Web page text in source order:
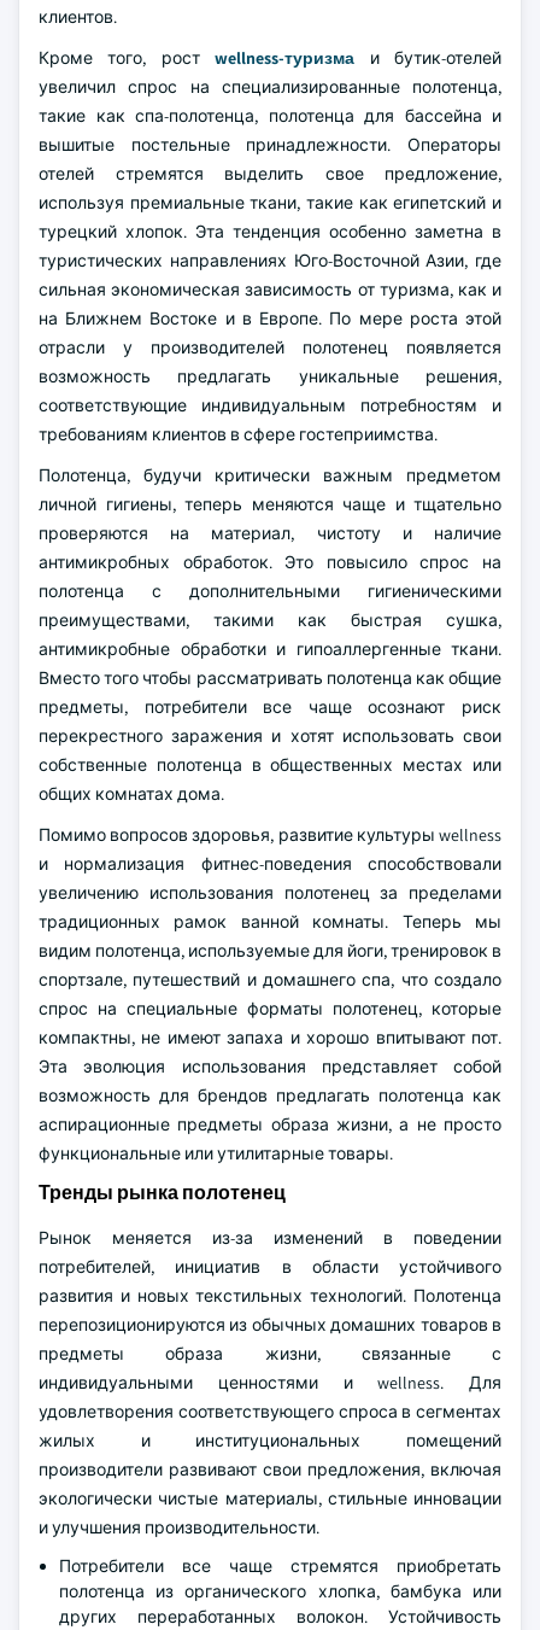
клиентов.
Кроме того, ростwellness-туризма и бутик-отелей
увеличил спрос на специализированные полотенца,
такие как спа-полотенца, полотенца для бассейна и
вышитые постельные принадлежности. Операторы
отелей стремятся выделить свое предложение,
используя премиальные ткани, такие как египетский и
турецкий хлопок. Эта тенденция особенно заметна в
туристических направлениях Юго-Восточной Азии, где
сильная экономическая зависимость от туризма, как и
на Ближнем Востоке и в Европе. По мере роста этой
отрасли у производителей полотенец появляется
возможность предлагать уникальные решения,
соответствующие индивидуальным потребностям и
требованиям клиентов в сфере гостеприимства.
Полотенца, будучи критически важным предметом
личной гигиены, теперь меняются чаще и тщательно
проверяются на материал, чистоту и наличие
антимикробных обработок. Это повысило спрос на
полотенца с дополнительными гигиеническими
преимуществами, такими как быстрая сушка,
антимикробные обработки и гипоаллергенные ткани.
Вместо того чтобы рассматривать полотенца как общие
предметы, потребители все чаще осознают риск
перекрестного заражения и хотят использовать свои
собственные полотенца в общественных местах или
общих комнатах дома.
Помимо вопросов здоровья, развитие культуры wellness
и нормализация фитнес-поведения способствовали
увеличению использования полотенец за пределами
традиционных рамок ванной комнаты. Теперь мы
видим полотенца, используемые для йоги, тренировок в
спортзале, путешествий и домашнего спа, что создало
спрос на специальные форматы полотенец, которые
компактны, не имеют запаха и хорошо впитывают пот.
Эта эволюция использования представляет собой
возможность для брендов предлагать полотенца как
аспирационные предметы образа жизни, а не просто
функциональные или утилитарные товары.
Тренды рынка полотенец
Рынок меняется из-за изменений в поведении
потребителей, инициатив в области устойчивого
развития и новых текстильных технологий. Полотенца
перепозиционируются из обычных домашних товаров в
предметы образа жизни, связанные с
индивидуальными ценностями и wellness. Для
удовлетворения соответствующего спроса в сегментах
жилых и институциональных помещений
производители развивают свои предложения, включая
экологически чистые материалы, стильные инновации
и улучшения производительности.
Потребители все чаще стремятся приобретать
полотенца из органического хлопка, бамбука или
других переработанных волокон. Устойчивость